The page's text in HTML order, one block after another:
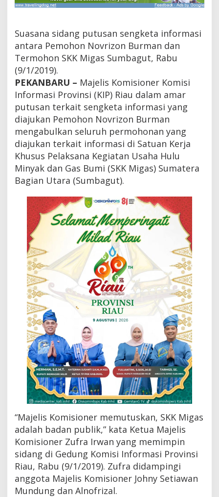
s
i
a
u
P
u
s
k
a
n
S
K
K
M
i
g
a
S
u
m
b
a
g
u
t
B
a
d
a
n
P
u
k
d
a
a
i
b
e
r
k
a
n
Suasana sidang putusan sengketa informasi
antara Pemohon Novrizon Burman dan
Termohon SKK Migas Sumbagut, Rabu
(9/1/2019).
PEKANBARU – Majelis Komisioner Komisi
Informasi Provinsi (KIP) Riau dalam amar
putusan terkait sengketa informasi yang
diajukan Pemohon Novrizon Burman
mengabulkan seluruh permohonan yang
diajukan terkait informasi di Satuan Kerja
Khusus Pelaksana Kegiatan Usaha Hulu
Minyak dan Gas Bumi (SKK Migas) Sumatera
Bagian Utara (Sumbagut).
“Majelis Komisioner memutuskan, SKK Migas
adalah badan publik,” kata Ketua Majelis
Komisioner Zufra Irwan yang memimpin
sidang di Gedung Komisi Informasi Provinsi
Riau, Rabu (9/1/2019). Zufra didampingi
anggota Majelis Komisioner Johny Setiawan
Mundung dan Alnofrizal.